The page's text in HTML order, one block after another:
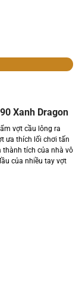
Xanh Dragon
vợt cầu lông ra
ưa thích lối chơi tấn
thành tích của nhà vô
của nhiều tay vợt